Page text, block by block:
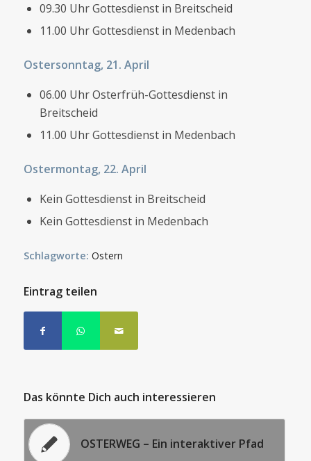
09.30 Uhr Gottesdienst in Breitscheid
11.00 Uhr Gottesdienst in Medenbach
Ostersonntag, 21. April
06.00 Uhr Osterfrüh-Gottesdienst in
Breitscheid
11.00 Uhr Gottesdienst in Medenbach
Ostermontag, 22. April
Kein Gottesdienst in Breitscheid
Kein Gottesdienst in Medenbach
Schlagworte: Ostern
Eintrag teilen
Das könnte Dich auch interessieren
OSTERWEG – Ein interaktiver Pfad